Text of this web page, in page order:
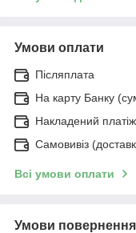
Умови оплати
Післяплата
На карту Банку
Накладений
Самовивіз
Всі умови оплати
Умови повернення